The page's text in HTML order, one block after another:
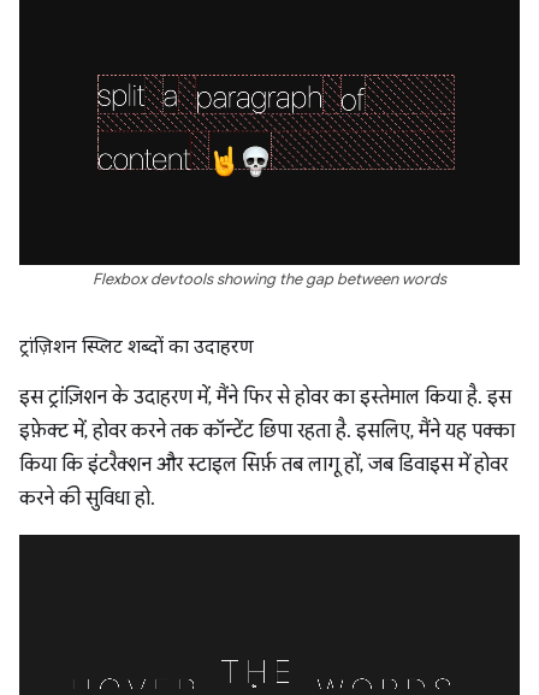
Flexbox devtools showing the gap between words
ट्रांज़िशन स्प्लिट शब्दों का उदाहरण
इस ट्रांज़िशन के उदाहरण में, मैंने फिर से होवर का इस्तेमाल किया है. इस
इफ़ेक्ट में, होवर करने तक कॉन्टेंट छिपा रहता है. इसलिए, मैंने यह पक्का
किया कि इंटरैक्शन और स्टाइल सिर्फ़ तब लागू हों, जब डिवाइस में होवर
करने की सुविधा हो.